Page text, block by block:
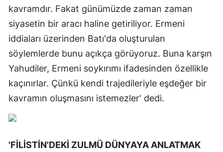
kavramdır. Fakat günümüzde zaman zaman
siyasetin bir aracı haline getiriliyor. Ermeni
iddiaları üzerinden Batı'da oluşturulan
söylemlerde bunu açıkça görüyoruz. Buna karşın
Yahudiler, Ermeni soykırımı ifadesinden özellikle
kaçınırlar. Çünkü kendi trajedileriyle eşdeğer bir
kavramın oluşmasını istemezler' dedi.
'FİLİSTİN'DEKİ ZULMÜ DÜNYAYA ANLATMAK